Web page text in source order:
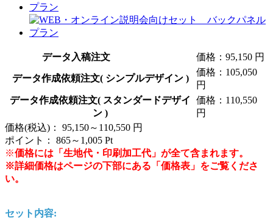
データ入稿注文 価格： 95,150 円
データ作成依頼注文( シンプルデザイン )
価格： 105,050
円
データ作成依頼注文( スタンダードデザイ
ン )
価格： 110,550
円
価格(税込)：
95,150～110,550 円
ポイント： 865～1,005 Pt
※価格には「生地代・印刷加工代」が全て含まれます。
※詳細価格はページの下部にある「価格表」をご覧くださ
い。
セット内容: